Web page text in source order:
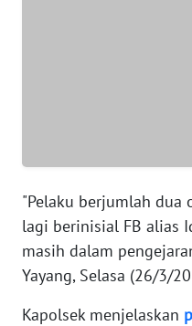
"Pelaku berjumlah dua
lagi berinisial FB alias
masih dalam
Yayang, Selasa (26/3/
Kapolsek menjelaskan
WN
BARAT
WN